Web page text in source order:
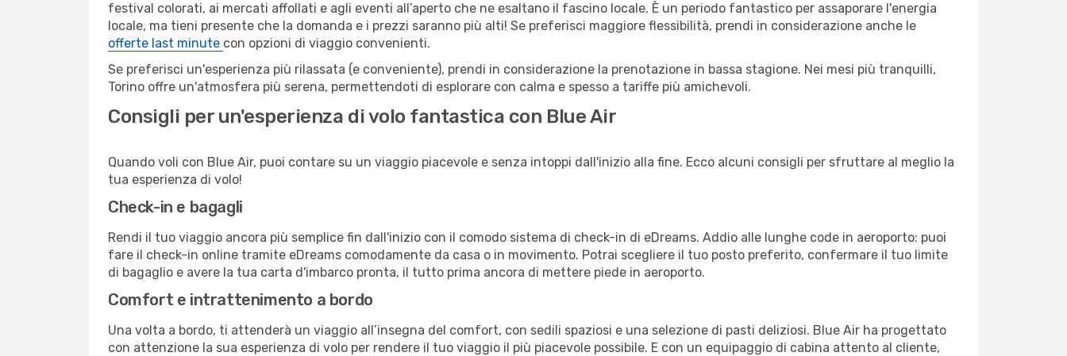
festival colorati, ai mercati affollati e agli eventi all’aperto che ne esaltano il fascino locale. È un periodo fantastico per assaporare l'energia
locale, ma tieni presente che la domanda e i prezzi saranno più alti! Se preferisci maggiore flessibilità, prendi in considerazione anche le
offerte last minute con opzioni di viaggio convenienti.
Se preferisci un'esperienza più rilassata (e conveniente), prendi in considerazione la prenotazione in bassa stagione. Nei mesi più tranquilli,
Torino offre un'atmosfera più serena, permettendoti di esplorare con calma e spesso a tariffe più amichevoli.
Consigli per un'esperienza di volo fantastica con Blue Air
Quando voli con Blue Air, puoi contare su un viaggio piacevole e senza intoppi dall'inizio alla fine. Ecco alcuni consigli per sfruttare al meglio la
tua esperienza di volo!
Check-in e bagagli
Rendi il tuo viaggio ancora più semplice fin dall'inizio con il comodo sistema di check-in di eDreams. Addio alle lunghe code in aeroporto: puoi
fare il check-in online tramite eDreams comodamente da casa o in movimento. Potrai scegliere il tuo posto preferito, confermare il tuo limite
di bagaglio e avere la tua carta d'imbarco pronta, il tutto prima ancora di mettere piede in aeroporto.
Comfort e intrattenimento a bordo
Una volta a bordo, ti attenderà un viaggio all’insegna del comfort, con sedili spaziosi e una selezione di pasti deliziosi. Blue Air ha progettato
con attenzione la sua esperienza di volo per rendere il tuo viaggio il più piacevole possibile. E con un equipaggio di cabina attento al cliente,